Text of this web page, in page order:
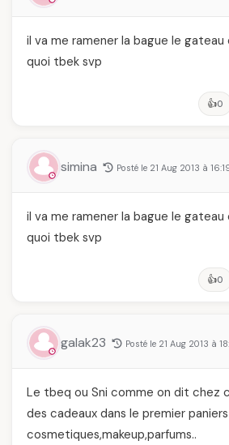
il va me ramener la bague le
quoi tbek svp
👍0
simina Posté le 21 Aug 2013 à
il va me ramener la bague le
quoi tbek svp
👍0
galak23 Posté le 21 Aug 2013 à
Le tbeq ou Sni comme on dit chez
des cadeaux dans le premier
cosmetiques,makeup,parfums..